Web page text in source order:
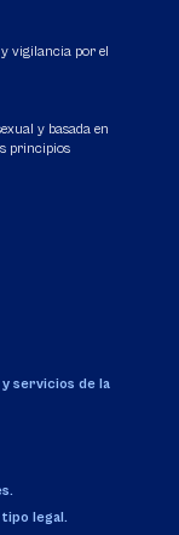
vigilancia por el
y basada en
principios
servicios de la
legal.